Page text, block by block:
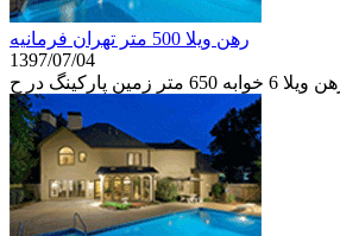
رهن ويلا 500 متر تهران فرمانيه
1397/07/04
متر زمین پاركينگ در ح